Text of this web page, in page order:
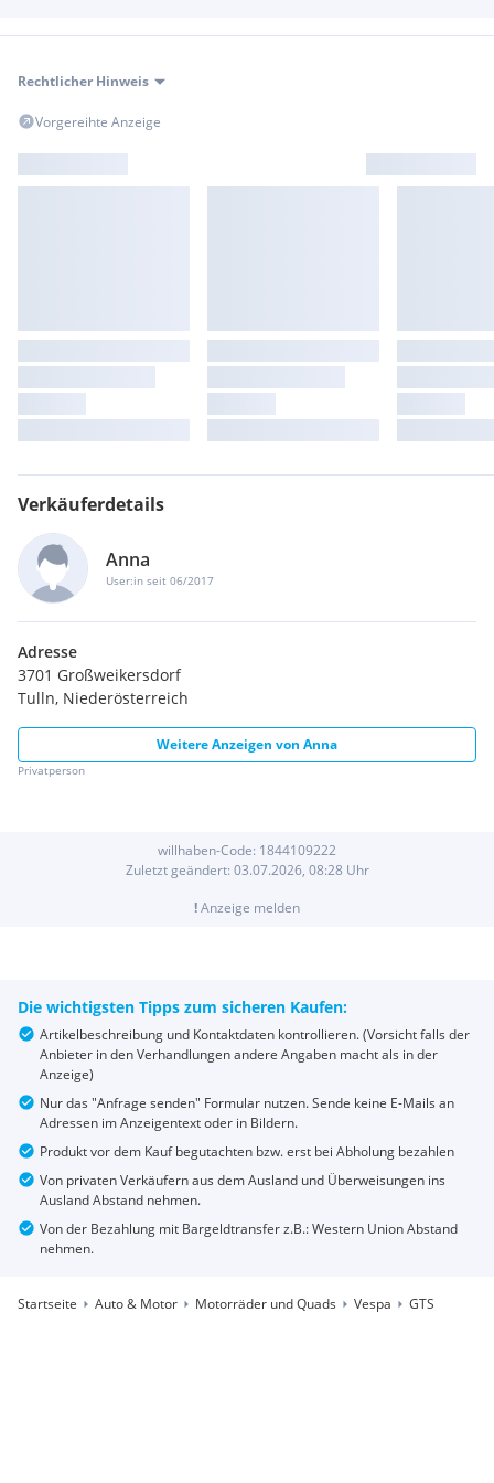
Topcase schwarz matt inkl. Gebäckbrücke
Hecktieferlegung hinten 2cm ( mit Gutachten )
Privatverkauf keine Garantie und Gewährleistung
Rechtlicher Hinweis
Vorgereihte Anzeige
Verkäuferdetails
Anna
User:in seit 06/2017
Adresse
3701 Großweikersdorf
Tulln, Niederösterreich
Weitere Anzeigen von Anna
Privatperson
willhaben-Code: 1844109222
Zuletzt geändert: 03.07.2026, 08:28 Uhr
!Anzeige melden
Die wichtigsten Tipps zum sicheren Kaufen:
Artikelbeschreibung und Kontaktdaten kontrollieren. (Vorsicht falls der
Anbieter in den Verhandlungen andere Angaben macht als in der
Anzeige)
Nur das "Anfrage senden" Formular nutzen. Sende keine E-Mails an
Adressen im Anzeigentext oder in Bildern.
Produkt vor dem Kauf begutachten bzw. erst bei Abholung bezahlen
Von privaten Verkäufern aus dem Ausland und Überweisungen ins
Ausland Abstand nehmen.
Von der Bezahlung mit Bargeldtransfer z.B.: Western Union Abstand
nehmen.
Startseite Auto & Motor Motorräder und Quads Vespa GTS